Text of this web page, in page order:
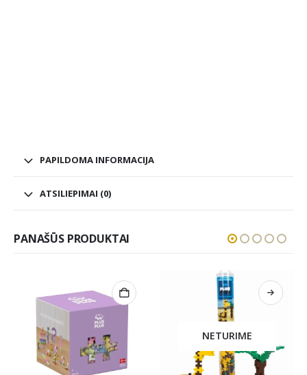
PAPILDOMA INFORMACIJA
ATSILIEPIMAI (0)
PANAŠŪS PRODUKTAI
NETURIME